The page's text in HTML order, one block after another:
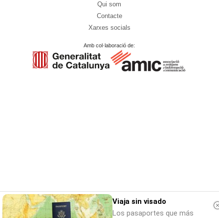
Qui som
Contacte
Xarxes socials
Amb col·laboració de:
Viaja sin visado
Los pasaportes que más